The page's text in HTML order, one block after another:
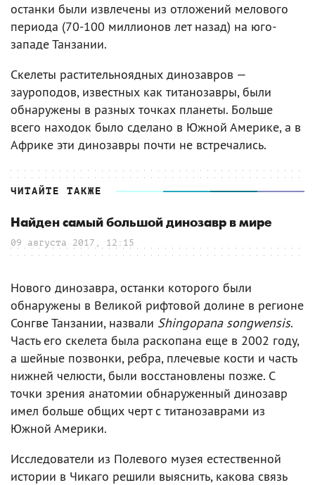
останки были извлечены из отложений мелового
периода (70-100 миллионов лет назад) на юго-
западе Танзании.
Скелеты растительноядных динозавров —
зауроподов, известных как титанозавры, были
обнаружены в разных точках планеты. Больше
всего находок было сделано в Южной Америке, а в
Африке эти динозавры почти не встречались.
ЧИТАЙТЕ ТАКЖЕ
Найден самый большой динозавр в мире
09 августа 2017, 12:15
Нового динозавра, останки которого были
обнаружены в Великой рифтовой долине в регионе
Сонгве Танзании, назвали Shingopana songwensis.
Часть его скелета была раскопана еще в 2002 году,
а шейные позвонки, ребра, плечевые кости и часть
нижней челюсти, были восстановлены позже. С
точки зрения анатомии обнаруженный динозавр
имел больше общих черт с титанозаврами из
Южной Америки.
Исследователи из Полевого музея естественной
истории в Чикаго решили выяснить, какова связь